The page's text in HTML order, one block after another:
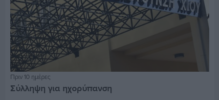
Πριν 10 ημέρες
Σύλληψη για ηχορύπανση